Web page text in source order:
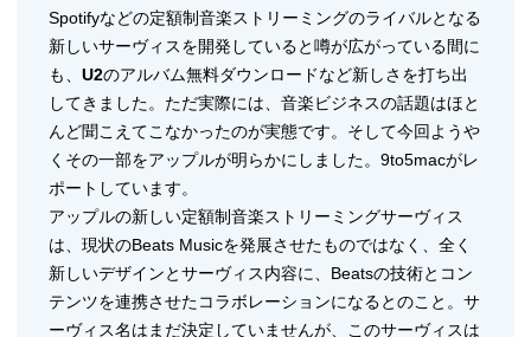
Spotifyなどの定額制音楽ストリーミングのライバルとなる
新しいサーヴィスを開発していると噂が広がっている間に
も、 U2のアルバム無料ダウンロードなど新しさを打ち出
してきました。ただ実際には、音楽ビジネスの話題はほと
んど聞こえてこなかったのが実態です。そして今回ようや
くその一部をアップルが明らかにしました。9to5macがレ
ポートしています。
アップルの新しい定額制音楽ストリーミングサーヴィス
は、現状のBeats Musicを発展させたものではなく、全く
新しいデザインとサーヴィス内容に、Beatsの技術とコン
テンツを連携させたコラボレーションになるとのこと。サ
ーヴィス名はまだ決定していませんが、このサーヴィスは